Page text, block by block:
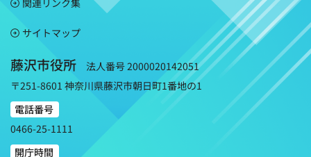
サイトマップ
藤沢市役所
法人番号 2000020142051
〒251-8601 神奈川県藤沢市朝日町1番地の1
電話番号
0466-25-1111
開庁時間